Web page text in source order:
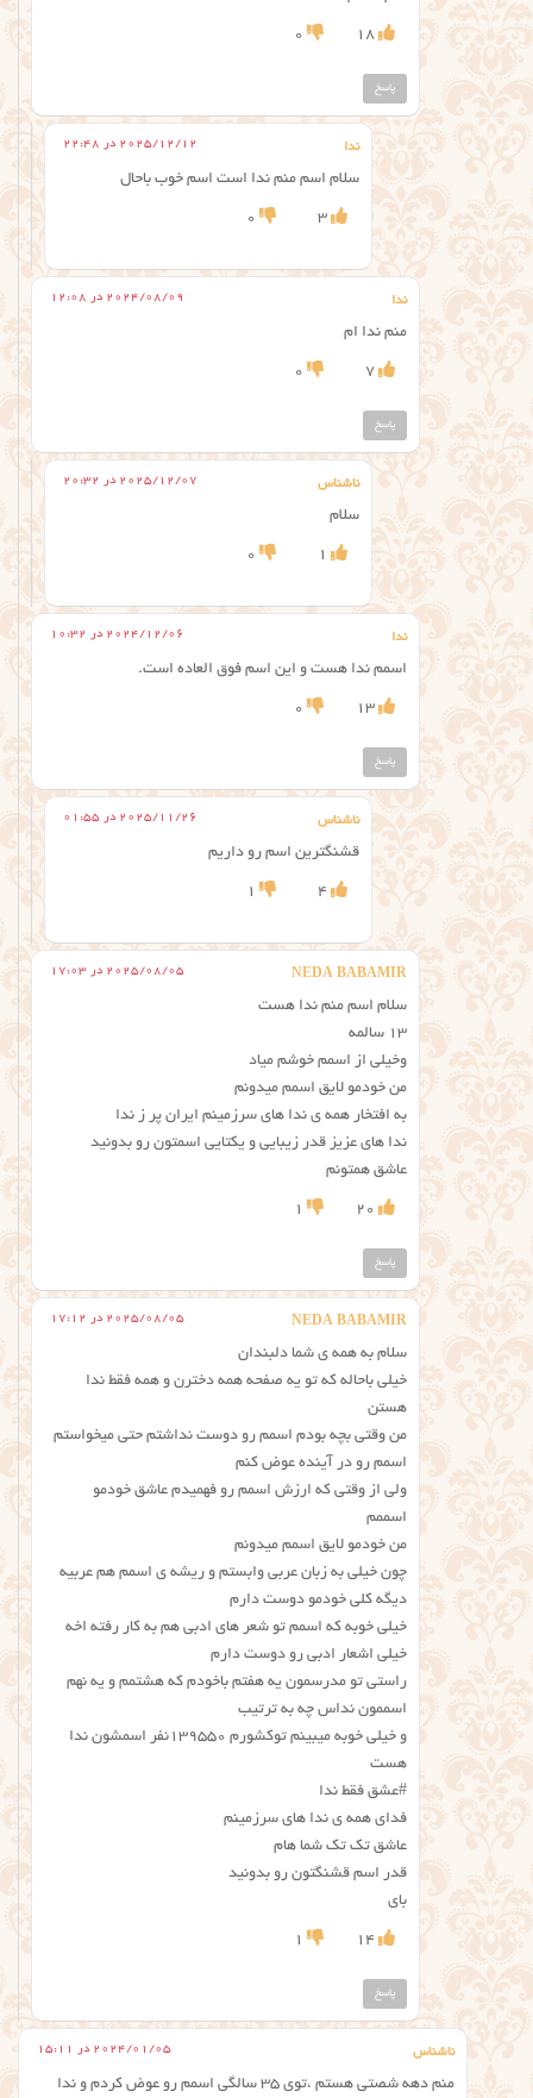
18
0
پاسخ
ندا 2025/12/12 در 22:48
سلام اسم منم ندا است اسم خوب باحال
3
0
ندا 2024/08/09 در 12:08
منم ندا ام
7
0
پاسخ
ناشناس 2025/12/07 در 20:32
سلام
1
0
ندا 2024/12/06 در 10:32
اسمم ندا هست و این اسم فوق العاده است.
13
0
پاسخ
ناشناس 2025/11/26 در 01:55
قشنگترین اسم رو داریم
4
1
NEDA BABAMIR 2025/08/05 در 17:03
سلام اسم منم ندا هست
۱۳ سالمه
وخیلی از اسمم خوشم میاد
من خودمو لایق اسمم میدونم
به افتخار همه ی ندا های سرزمینم ایران پر ز ندا
ندا های عزیز قدر زیبایی و یکتایی اسمتون رو بدونید
عاشق همتونم
20
1
پاسخ
NEDA BABAMIR 2025/08/05 در 17:12
سلام به همه ی شما دلبندان
خیلی باحاله که تو یه صفحه همه دخترن و همه فقط ندا
هستن
من وقتی بچه بودم اسمم رو دوست نداشتم حتی میخواستم
اسمم رو در آینده عوض کنم
ولی از وقتی که ارزش اسمم رو فهمیدم عاشق خودمو
اسممم
من خودمو لایق اسمم میدونم
چون خیلی به زبان عربی وابستم و ریشه ی اسمم هم عربیه
دیگه کلی خودمو دوست دارم
خیلی خوبه که اسمم تو شعر های ادبی هم به کار رفته اخه
خیلی اشعار ادبی رو دوست دارم
راستی تو مدرسمون یه هفتم باخودم که هشتمم و یه نهم
اسممون نداس چه به ترتیب
و خیلی خوبه میبینم توکشورم ۱۳۹۵۵۰نفر اسمشون ندا
هست
#عشق فقط ندا
فدای همه ی ندا های سرزمینم
عاشق تک تک شما هام
قدر اسم قشنگتون رو بدونید
بای
14
1
پاسخ
ناشناس 2024/01/05 در 15:11
منم دهه شصتی هستم ،توی ۳۵ سالگی اسمم رو عوض کردم و ندا